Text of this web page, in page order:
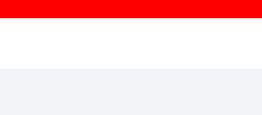
LE GROS RIFFIFI –